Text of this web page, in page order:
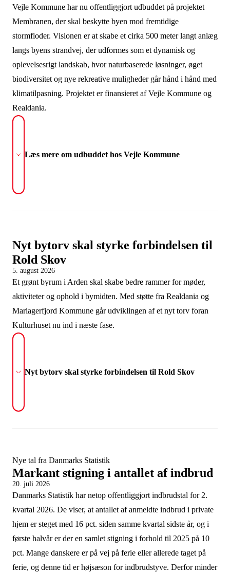
Vejle Kommune har nu offentliggjort udbuddet på projektet
Membranen, der skal beskytte byen mod fremtidige
stormfloder. Visionen er at skabe et cirka 500 meter langt anlæg
langs byens strandvej, der udformes som et dynamisk og
oplevelsesrigt landskab, hvor naturbaserede løsninger, øget
biodiversitet og nye rekreative muligheder går hånd i hånd med
klimatilpasning. Projektet er finansieret af Vejle Kommune og
Realdania.
Læs mere om udbuddet hos Vejle Kommune
Nyt bytorv skal styrke forbindelsen til
Rold Skov
5. august 2026
Et grønt byrum i Arden skal skabe bedre rammer for møder,
aktiviteter og ophold i bymidten. Med støtte fra Realdania og
Mariagerfjord Kommune går udviklingen af et nyt torv foran
Kulturhuset nu ind i næste fase.
Nyt bytorv skal styrke forbindelsen til Rold Skov
Nye tal fra Danmarks Statistik
Markant stigning i antallet af indbrud
20. juli 2026
Danmarks Statistik har netop offentliggjort indbrudstal for 2.
kvartal 2026. De viser, at antallet af anmeldte indbrud i private
hjem er steget med 16 pct. siden samme kvartal sidste år, og i
første halvår er der en samlet stigning i forhold til 2025 på 10
pct. Mange danskere er på vej på ferie eller allerede taget på
ferie, og denne tid er højsæson for indbrudstyve. Derfor minder